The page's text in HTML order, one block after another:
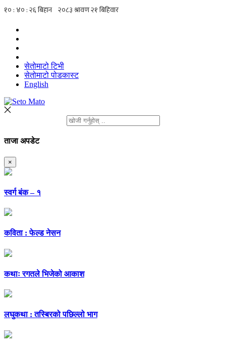
सेतोमाटो टिभी
सेतोमाटो पोडकास्ट
English
ताजा अपडेट
×
स्वर्ग बंक – १
कविता : फेल्ड नेसन
कथाः रगतले भिजेको आकाश
लघुकथा : तस्बिरको पछिल्लो भाग